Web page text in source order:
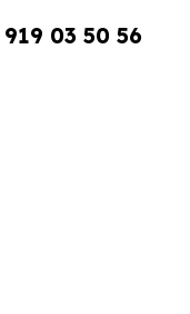
919 03 50 56